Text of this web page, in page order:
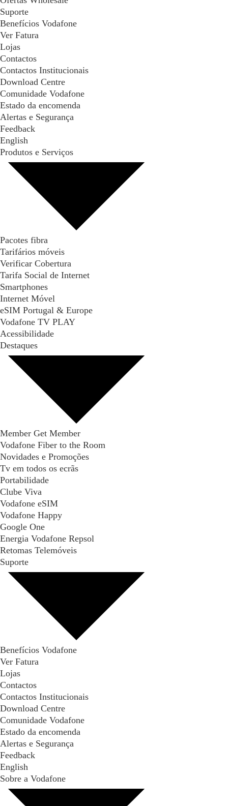
Suporte
Benefícios Vodafone
Ver Fatura
Lojas
Contactos
Contactos Institucionais
Download Centre
Comunidade Vodafone
Estado da encomenda
Alertas e Segurança
Feedback
English
Produtos e Serviços
Pacotes fibra
Tarifários móveis
Verificar Cobertura
Tarifa Social de Internet
Smartphones
Internet Móvel
eSIM Portugal & Europe
Vodafone TV PLAY
Acessibilidade
Destaques
Member Get Member
Vodafone Fiber to the Room
Novidades e Promoções
Tv em todos os ecrãs
Portabilidade
Clube Viva
Vodafone eSIM
Vodafone Happy
Google One
Energia Vodafone Repsol
Retomas Telemóveis
Suporte
Benefícios Vodafone
Ver Fatura
Lojas
Contactos
Contactos Institucionais
Download Centre
Comunidade Vodafone
Estado da encomenda
Alertas e Segurança
Feedback
English
Sobre a Vodafone